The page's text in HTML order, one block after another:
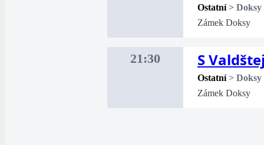
Ostatní > Doksy
Zámek Doksy
21:30 S
Ostatní > Doksy
Zámek Doksy